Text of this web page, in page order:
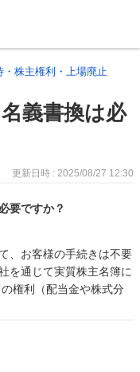
・株主権利・上場廃止
義書換は必
更新日時 : 2025/08/27 12:30
要ですか？
、お客様の手続きは不要
を通じて実質株主名簿に
権利（配当金や株式分